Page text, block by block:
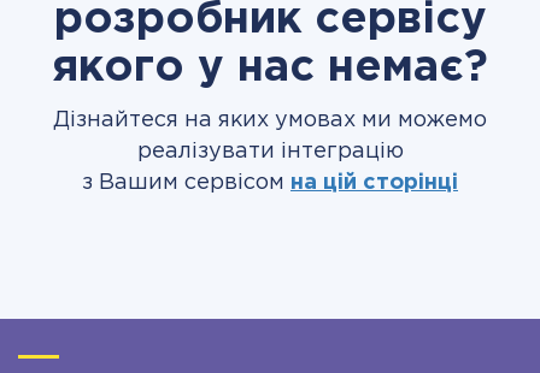
розробник сервісу
якого у нас немає?
Дізнайтеся на яких умовах ми можемо
реалізувати інтеграцію
з Вашим сервісом на цій сторінці